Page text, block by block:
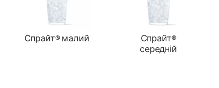
Спрайт® малий
Спрайт®
середній